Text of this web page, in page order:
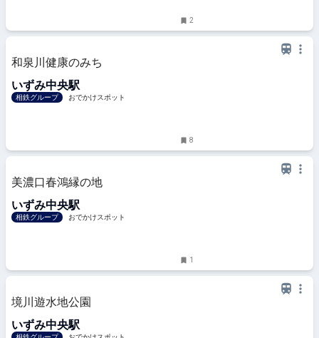
2
和泉川健康のみち
いずみ中央駅
相鉄グループ おでかけスポット
8
美濃口春鴻縁の地
いずみ中央駅
相鉄グループ おでかけスポット
1
境川遊水地公園
いずみ中央駅